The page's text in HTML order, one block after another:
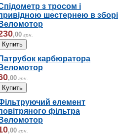
з тросом і
шестернею в зборі
Веломотор
,00 грн.
Патрубок карбюратора
Веломотор
,00 грн.
елемент
фільтра
Веломотор
,00 грн.